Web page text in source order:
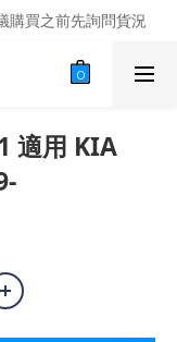
購買之前先詢問貨況
購買之前先詢問貨況
全有保障
適用 KIA